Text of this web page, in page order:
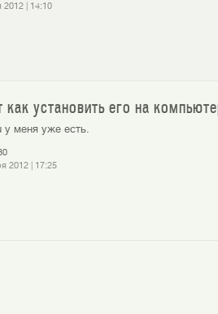
2012| 14:10
как установить его на
у меня уже есть.
2012| 17:25